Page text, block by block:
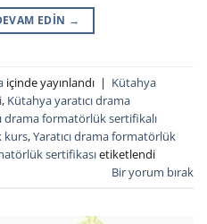
EDIN →
içinde yayınlandı | Kütahya
, Kütahya yaratıcı drama
drama formatörlük sertifikalı
kurs,Yaratıcı drama formatörlük
sertifikasıetiketlendi
Bir yorum bırak